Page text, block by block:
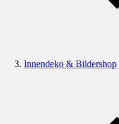
Innendeko & Bildershop